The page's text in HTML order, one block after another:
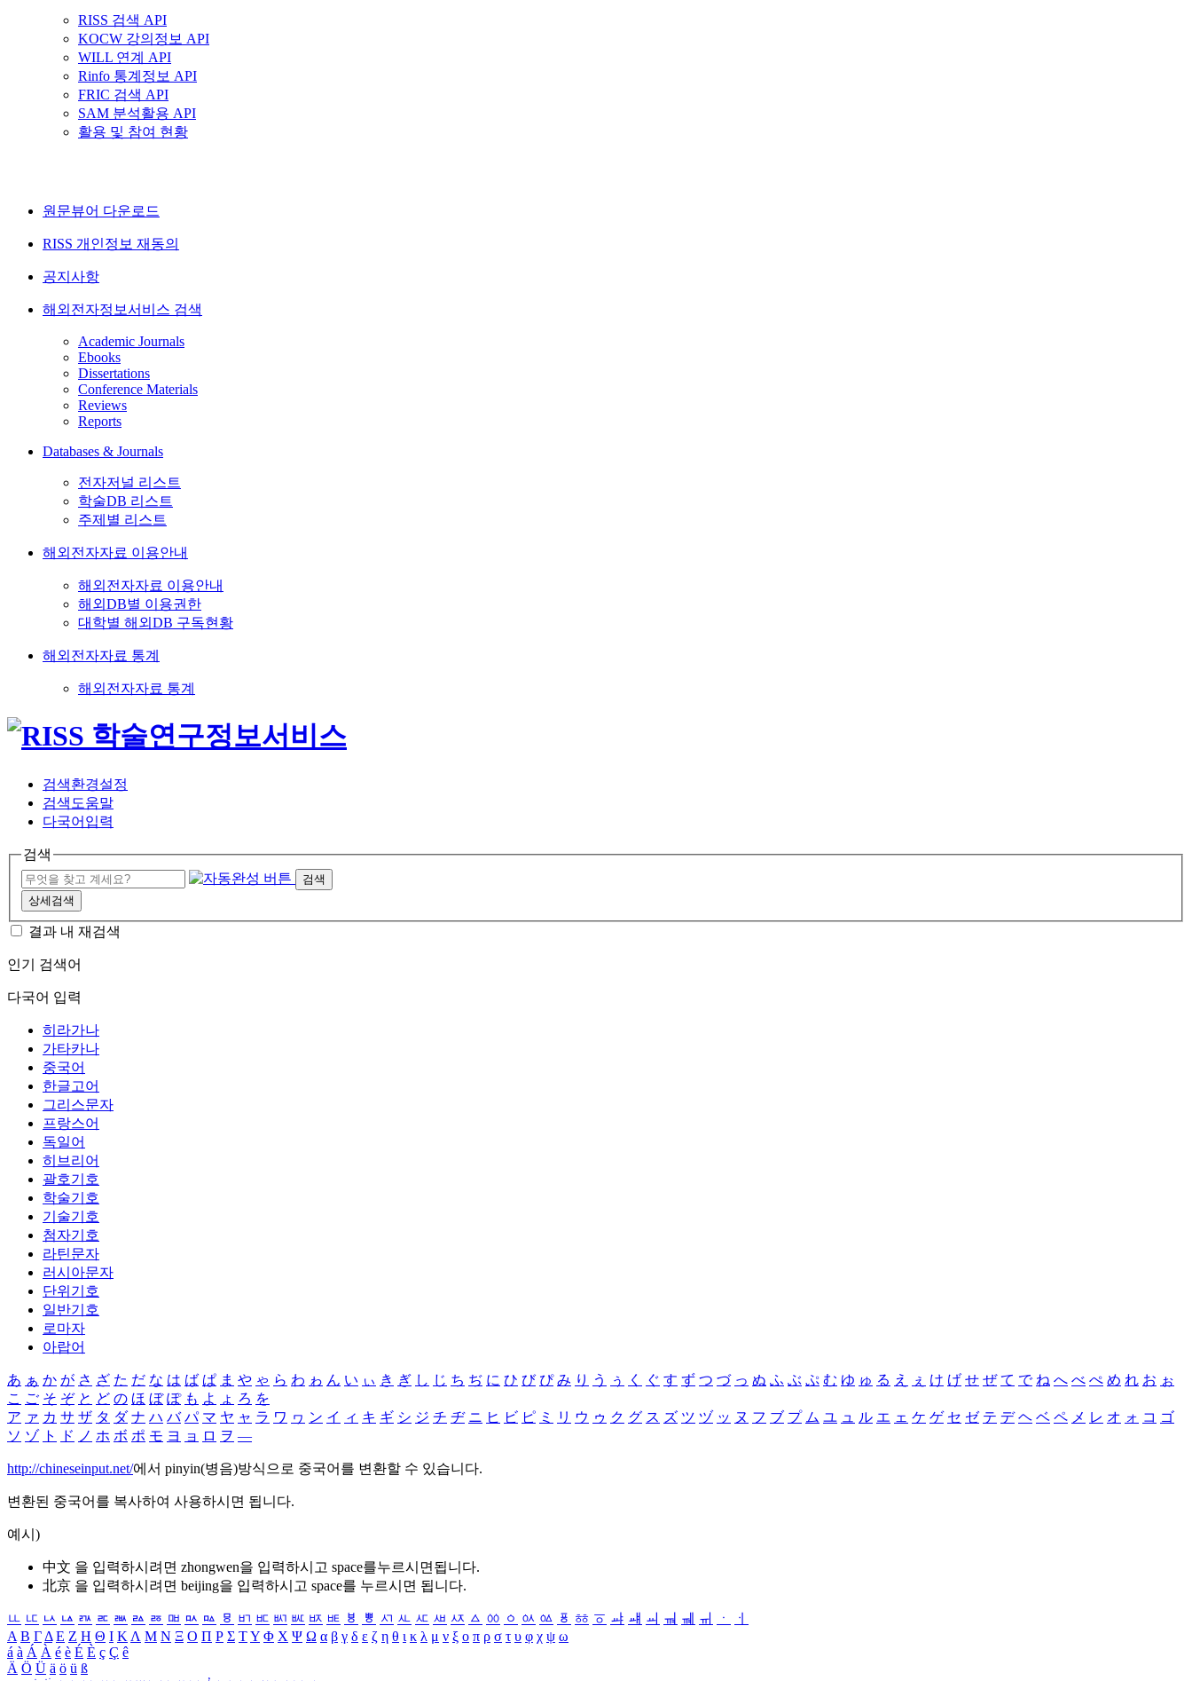
RISS 검색 API
KOCW 강의정보 API
WILL 연계 API
Rinfo 통계정보 API
FRIC 검색 API
SAM 분석활용 API
활용 및 참여 현황
원문뷰어 다운로드
RISS 개인정보 재동의
공지사항
해외전자정보서비스 검색
Academic Journals
Ebooks
Dissertations
Conference Materials
Reviews
Reports
Databases & Journals
전자저널 리스트
학술DB 리스트
주제별 리스트
해외전자자료 이용안내
해외전자자료 이용안내
해외DB별 이용권한
대학별 해외DB 구독현황
해외전자자료 통계
해외전자자료 통계
검색환경설정
검색도움말
다국어입력
검색
검색
상세검색
결과 내 재검색
인기 검색어
다국어 입력
히라가나
가타카나
중국어
한글고어
그리스문자
프랑스어
독일어
히브리어
괄호기호
학술기호
기술기호
첨자기호
라틴문자
러시아문자
단위기호
일반기호
로마자
아랍어
あ ぁ か が さ ざ た だ な は ば ぱ ま や ゃ ら わ ゎ ん い ぃ き ぎ し じ ち ぢ に ひ び ぴ み り う ぅ く ぐ す ず つ づ っ ぬ ふ ぶ ぷ む ゆ ゅ る え ぇ け げ せ ぜ て で ね へ べ ぺ め れ お ぉ
こ ご そ ぞ と ど の ほ ぼ ぽ も よ ょ ろ を
ア ァ カ サ ザ タ ダ ナ ハ バ パ マ ヤ ャ ラ ワ ヮ ン イ ィ キ ギ シ ジ チ ヂ ニ ヒ ビ ピ ミ リ ウ ゥ ク グ ス ズ ツ ヅ ッ ヌ フ ブ プ ム ユ ュ ル エ ェ ケ ゲ セ ゼ テ デ ヘ ベ ペ メ レ オ ォ コ ゴ
ソ ゾ ト ド ノ ホ ボ ポ モ ヨ ョ ロ ヲ ―
http://chineseinput.net/에서 pinyin(병음)방식으로 중국어를 변환할 수 있습니다.
변환된 중국어를 복사하여 사용하시면 됩니다.
예시)
中文 을 입력하시려면 zhongwen을 입력하시고 space를누르시면됩니다.
北京 을 입력하시려면 beijing을 입력하시고 space를 누르시면 됩니다.
ㅥ ㅦ ㅧ ㅨ ㅩ ㅪ ㅫ ㅬ ㅭ ㅮ ㅯ ㅰ ㅱ ㅲ ㅳ ㅴ ㅵ ㅶ ㅷ ㅸ ㅹ ㅺ ㅻ ㅼ ㅽ ㅾ ㅿ ㆀ ㆁ ㆂ ㆃ ㆄ ㆅ ㆆ ㆇ ㆈ ㆉ ㆊ ㆋ ㆌ ㆍ
ㆎ
Α Β ΓΔ Ε Ζ Η Θ Ι ΚΛ Μ Ν Ξ Ο Π Ρ Σ ΤΥ Φ Χ Ψ Ω α β γ δ ε ζ η θ ι κ λ μ ν ξ ο π ρ σ τ υ φ χ ψ ω
á à Á À é è É È ç Ç ê
Ä Ö Ü ä ö ü ß